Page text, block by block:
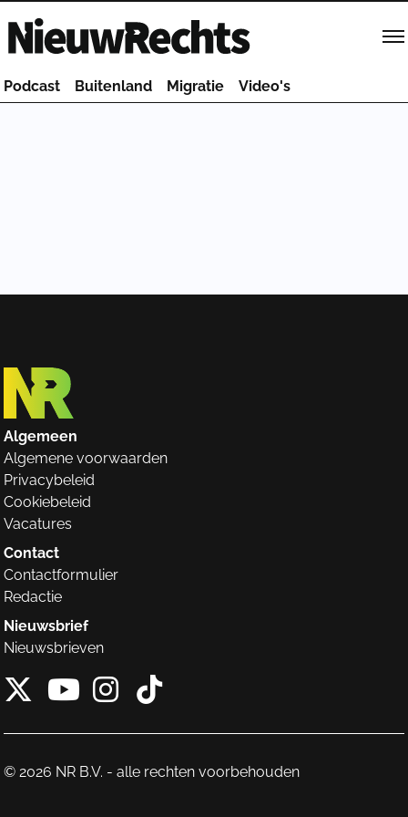
Homepage van NieuwRechts
Podcast Buitenland Migratie Video's
Algemeen
Algemene voorwaarden
Privacybeleid
Cookiebeleid
Vacatures
Contact
Contactformulier
Redactie
Nieuwsbrief
Nieuwsbrieven
X van NieuwRechts
Instagram van
Tiktok van
© 2026 NR B.V. - alle rechten voorbehouden